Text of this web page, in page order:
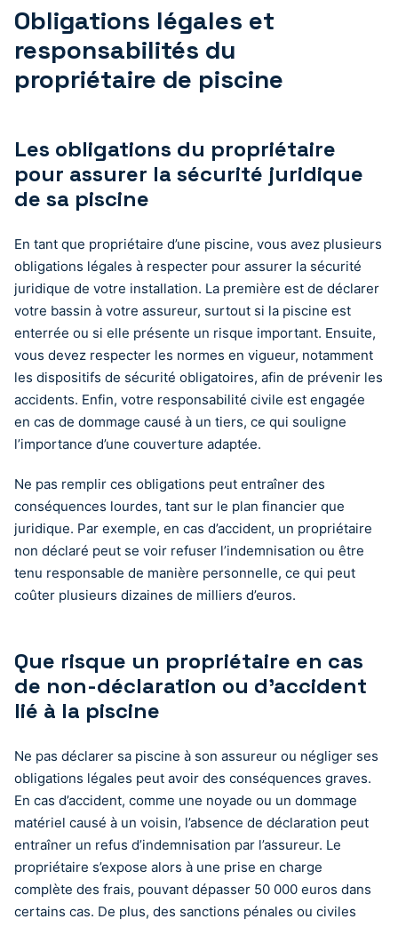
Obligations légales et
responsabilités du
propriétaire de piscine
Les obligations du propriétaire
pour assurer la sécurité juridique
de sa piscine
En tant que propriétaire d’une piscine, vous avez plusieurs
obligations légales à respecter pour assurer la sécurité
juridique de votre installation. La première est de déclarer
votre bassin à votre assureur, surtout si la piscine est
enterrée ou si elle présente un risque important. Ensuite,
vous devez respecter les normes en vigueur, notamment
les dispositifs de sécurité obligatoires, afin de prévenir les
accidents. Enfin, votre responsabilité civile est engagée
en cas de dommage causé à un tiers, ce qui souligne
l’importance d’une couverture adaptée.
Ne pas remplir ces obligations peut entraîner des
conséquences lourdes, tant sur le plan financier que
juridique. Par exemple, en cas d’accident, un propriétaire
non déclaré peut se voir refuser l’indemnisation ou être
tenu responsable de manière personnelle, ce qui peut
coûter plusieurs dizaines de milliers d’euros.
Que risque un propriétaire en cas
de non-déclaration ou d’accident
lié à la piscine
Ne pas déclarer sa piscine à son assureur ou négliger ses
obligations légales peut avoir des conséquences graves.
En cas d’accident, comme une noyade ou un dommage
matériel causé à un voisin, l’absence de déclaration peut
entraîner un refus d’indemnisation par l’assureur. Le
propriétaire s’expose alors à une prise en charge
complète des frais, pouvant dépasser 50 000 euros dans
certains cas. De plus, des sanctions pénales ou civiles